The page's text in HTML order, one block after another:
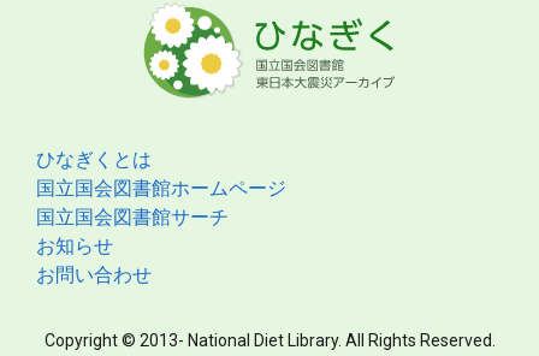
ひなぎくとは
国立国会図書館ホームページ
国立国会図書館サーチ
お知らせ
お問い合わせ
Copyright © 2013- National Diet Library. All Rights Reserved.